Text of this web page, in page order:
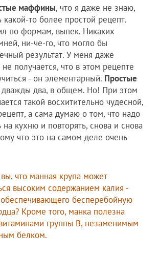
маффины, что я даже не знаю,
то более простой рецепт.
по формам, выпек. Никаких
ни-че-го, что могло бы
результат. У меня даже
получается, что в этом рецепте
- он элементарный. Простые
дважды два, в общем. Но! При этом
такой восхитительно чудесной,
а сама думаю о том, что надо
кухню и повторять, снова и снова
что это на самом деле очень
что манная крупа может
высоким содержанием калия -
бесперебойную
Кроме того, манка полезна
группы В, незаменимым
белком.